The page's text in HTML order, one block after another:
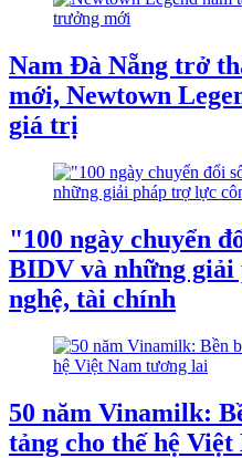
Nam Đà Nẵng trở
mới, Newtown
giá trị
"100 ngày chuyển
BIDV và những
nghệ, tài chính
50 năm Vinamilk:
tảng cho thế hệ